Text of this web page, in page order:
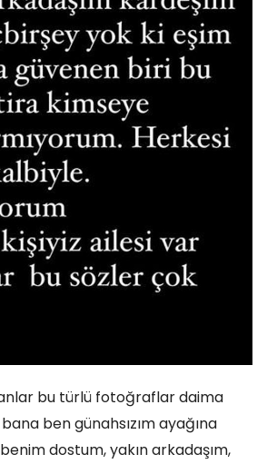
bu türlü fotoğraflar daima
ben günahsızım ayağına
dostum, yakın arkadaşım,